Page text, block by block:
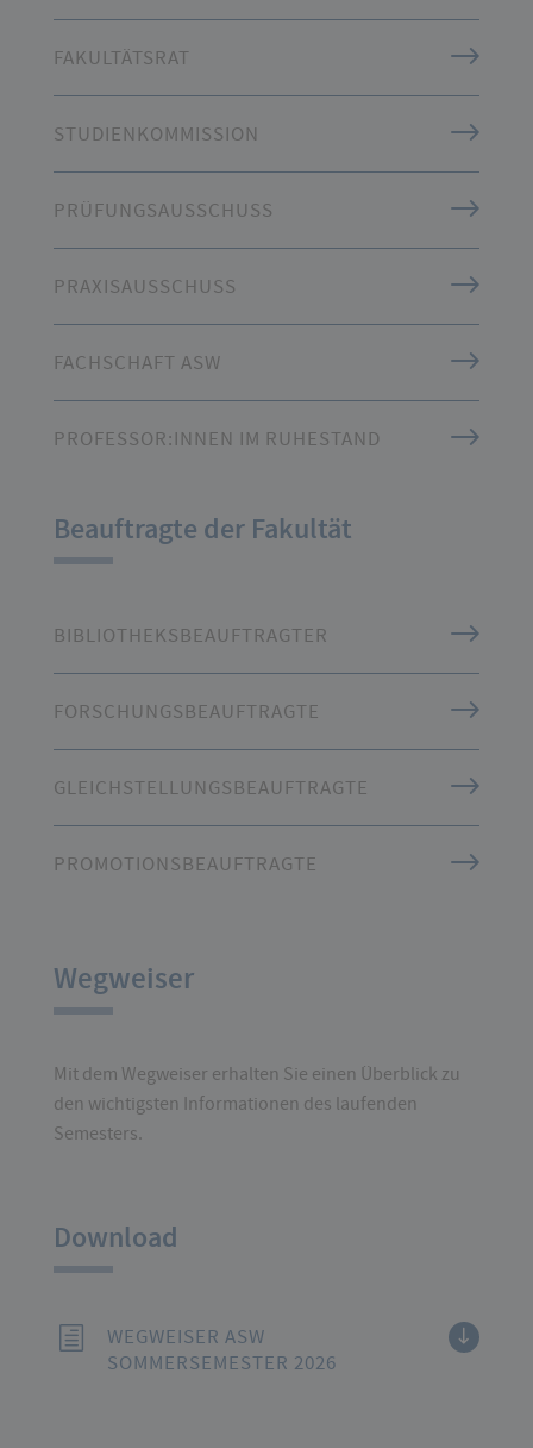
FAKULTÄTSRAT
STUDIENKOMMISSION
PRÜFUNGSAUSSCHUSS
PRAXISAUSSCHUSS
FACHSCHAFT ASW
PROFESSOR:INNEN IM RUHESTAND
Beauftragte der Fakultät
BIBLIOTHEKSBEAUFTRAGTER
FORSCHUNGSBEAUFTRAGTE
GLEICHSTELLUNGSBEAUFTRAGTE
PROMOTIONSBEAUFTRAGTE
Wegweiser
Mit dem Wegweiser erhalten Sie einen Überblick zu
den wichtigsten Informationen des laufenden
Semesters.
Download
WEGWEISER ASW
SOMMERSEMESTER 2026